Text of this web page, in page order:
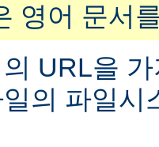
영어 문서
URL을
의 파일시